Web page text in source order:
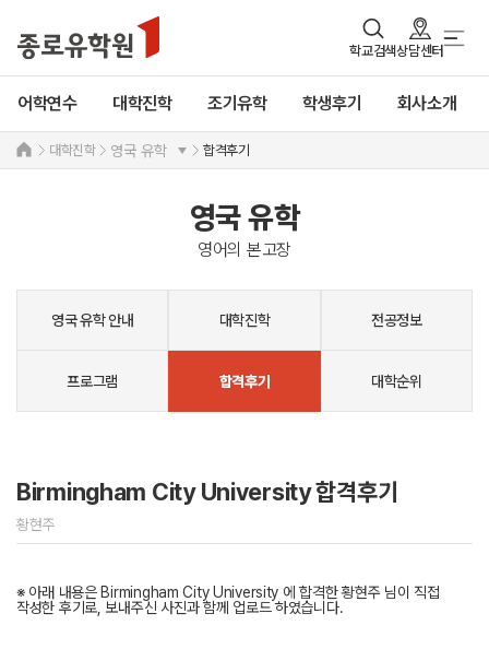
학교검색상담센터
어학연수 대학진학 조기유학 학생후기 회사소개
대학진학 영국 유학 합격후기
영국 유학
영어의 본고장
영국 유학 안내 대학진학 전공정보
프로그램 합격후기 대학순위
Birmingham City University 합격후기
황현주
※ 아래 내용은 Birmingham City University 에 합격한 황현주 님이 직접
작성한 후기로, 보내주신 사진과 함께 업로드 하였습니다.